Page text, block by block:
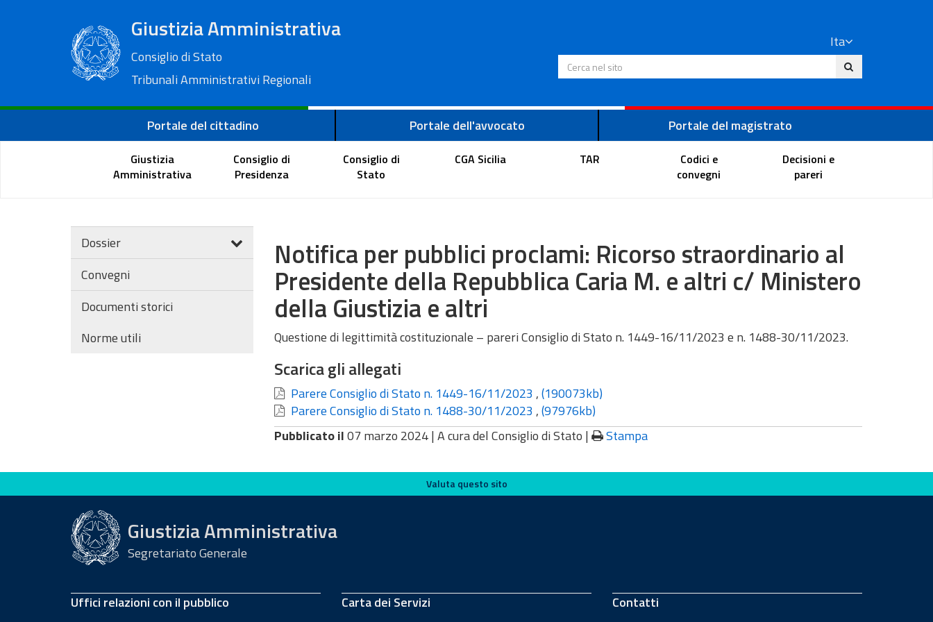
Giustizia Amministrativa
Consiglio di Stato
Tribunali Amministrativi Regionali
Ita
Cerca nel sito
Portale del cittadino Portale dell'avvocato Portale del magistrato
Giustizia
Amministrativa
Consiglio di
Presidenza
Consiglio di
Stato
CGA Sicilia TAR
Codici e
convegni
Decisioni e
pareri
Dossier
Convegni
Documenti storici
Norme utili
Notifica per pubblici proclami: Ricorso straordinario al
Presidente della Repubblica Caria M. e altri c/ Ministero
della Giustizia e altri
Questione di legittimità costituzionale – pareri Consiglio di Stato n. 1449-16/11/2023 e n. 1488-30/11/2023.
Scarica gli allegati
Parere Consiglio di Stato n. 1449-16/11/2023 ,(190073kb)
Parere Consiglio di Stato n. 1488-30/11/2023 ,(97976kb)
Pubblicato il07 marzo 2024 | A cura del Consiglio di Stato | Stampa
Valuta questo sito Valuta questo sito
Giustizia Amministrativa
Segretariato Generale
Uffici relazioni con il pubblico Carta dei Servizi Contatti